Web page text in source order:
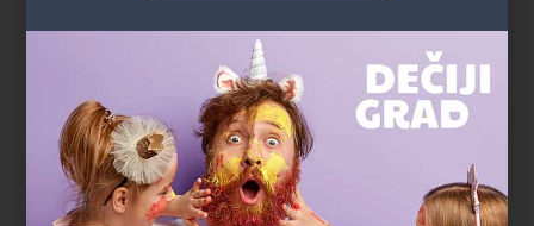
"Deca su satima trčala, istraživala i igrala
se, a čim smo stigli kući su popadali od
umora. Ovo je bio najopušteniji rođendan
koji pamtimo."